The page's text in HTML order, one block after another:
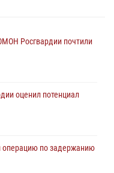
Росгвардии почтили
оценил потенциал
операцию по задержанию